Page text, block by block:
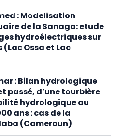
: Modelisation
de la Sanaga: etude
hydroélectriques sur
Ossa et Lac
: Bilan hydrologique
passé, d’une tourbière
hydrologique au
ans : cas de la
(Cameroun)